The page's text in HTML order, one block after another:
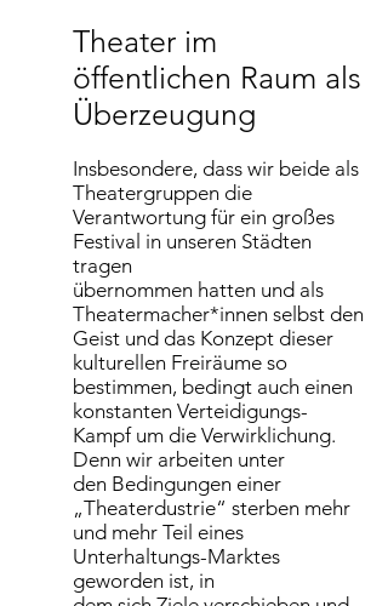
Theater im
öffentlichen Raum als
Überzeugung
Insbesondere, dass wir beide als
Theatergruppen die
Verantwortung für ein großes
Festival in unseren Städten
tragen
übernommen hatten und als
Theatermacher*innen selbst den
Geist und das Konzept dieser
kulturellen Freiräume so
bestimmen, bedingt auch einen
konstanten Verteidigungs-
Kampf um die Verwirklichung.
Denn wir arbeiten unter
den Bedingungen einer
„Theaterdustrie“ sterben mehr
und mehr Teil eines
Unterhaltungs-Marktes
geworden ist, in